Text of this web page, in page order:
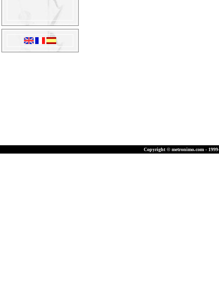
Copyright © metronimo.com -